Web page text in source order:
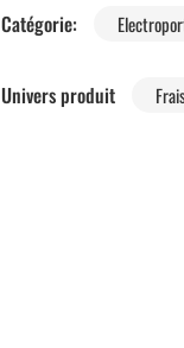
Catégorie:
Univers produit